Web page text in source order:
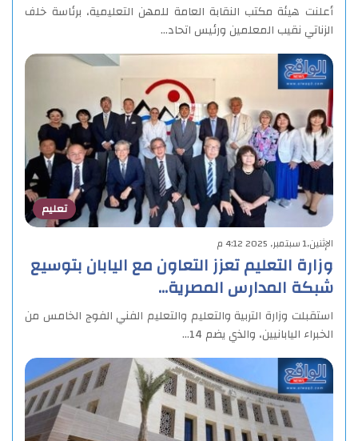
أعلنت هيئة مكتب النقابة العامة للمهن التعليمية، برئاسة خلف
الزناتي نقيب المعلمين ورئيس اتحاد…
تعليم
الإثنين,1 سبتمبر, 2025 4:12 م
وزارة التعليم تعزز التعاون مع اليابان بتوسيع
شبكة المدارس المصرية…
استقبلت وزارة التربية والتعليم والتعليم الفني الفوج الخامس من
الخبراء اليابانيين، والذي يضم 14…